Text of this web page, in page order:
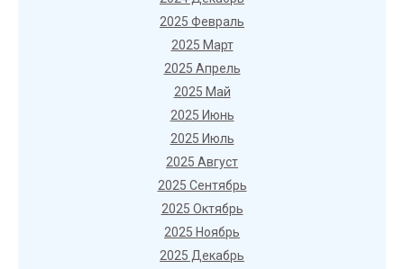
2025 Февраль
2025 Март
2025 Апрель
2025 Май
2025 Июнь
2025 Июль
2025 Август
2025 Сентябрь
2025 Октябрь
2025 Ноябрь
2025 Декабрь